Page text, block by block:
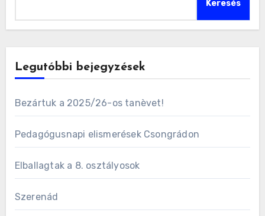
Keresés
Legutóbbi bejegyzések
Bezártuk a 2025/26-os tanèvet!
Pedagógusnapi elismerések Csongrádon
Elballagtak a 8. osztályosok
Szerenád